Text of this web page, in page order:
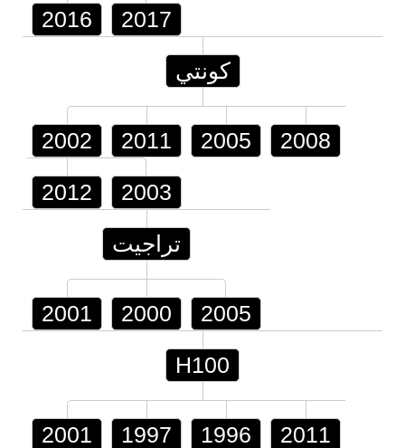
2016 2017
كونتي
2002 2011 2005 2008
2012 2003
تراجيت
2001 2000 2005
H100
2001 1997 1996 2011